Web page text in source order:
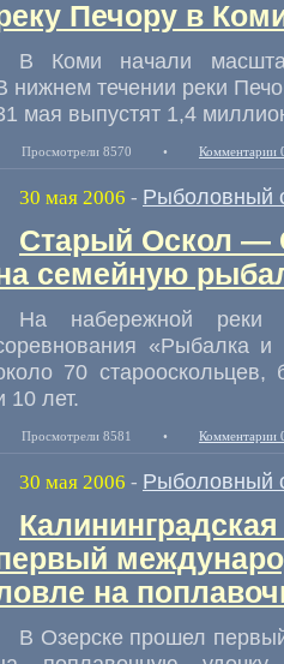
Печору в
В Коми начали
нижнем течении реки
мая выпустят 1,4
Просмотрели 8570 • Комментарии
30 мая 2006 - Рыболовный
Старый Оскол —
семейную
На набережной реки
«Рыбалка
70
10 лет.
Просмотрели 8581 • Комментарии
30 мая 2006 - Рыболовный
на
В Озерске прошел